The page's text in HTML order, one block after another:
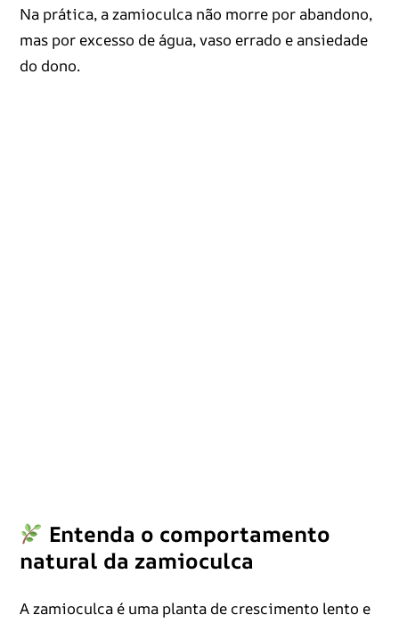
Na prática, a zamioculca não morre por abandono,
mas por excesso de água, vaso errado e ansiedade
do dono.
Entenda o comportamento
natural da zamioculca
A zamioculca é uma planta de crescimento lento e